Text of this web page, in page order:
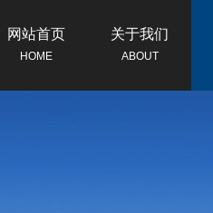
网站首页
HOME
关于我们
ABOUT